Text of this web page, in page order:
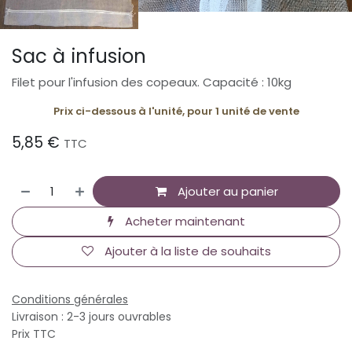
Sac à infusion
Filet pour l'infusion des copeaux. Capacité : 10kg
Prix ci-dessous à l'unité, pour 1 unité de vente
5,85 € TTC
Ajouter au panier
Acheter maintenant
Ajouter à la liste de souhaits
Conditions générales
Livraison : 2-3 jours ouvrables
Prix TTC